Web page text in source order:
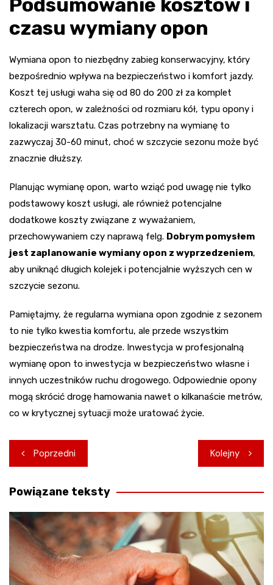
czasu wymiany opon
Wymiana opon to niezbędny zabieg konserwacyjny, który
bezpośrednio wpływa na bezpieczeństwo i komfort jazdy.
Koszt tej usługi waha się od 80 do 200 zł za komplet
czterech opon, w zależności od rozmiaru kół, typu opony i
lokalizacji warsztatu. Czas potrzebny na wymianę to
zazwyczaj 30-60 minut, choć w szczycie sezonu może być
znacznie dłuższy.
Planując wymianę opon, warto wziąć pod uwagę nie tylko
podstawowy koszt usługi, ale również potencjalne
dodatkowe koszty związane z wyważaniem,
przechowywaniem czy naprawą felg. Dobrym pomysłem
jest zaplanowanie wymiany opon z wyprzedzeniem,
aby uniknąć długich kolejek i potencjalnie wyższych cen w
szczycie sezonu.
Pamiętajmy, że regularna wymiana opon zgodnie z sezonem
to nie tylko kwestia komfortu, ale przede wszystkim
bezpieczeństwa na drodze. Inwestycja w profesjonalną
wymianę opon to inwestycja w bezpieczeństwo własne i
innych uczestników ruchu drogowego. Odpowiednie opony
mogą skrócić drogę hamowania nawet o kilkanaście metrów,
co w krytycznej sytuacji może uratować życie.
Nawigacja
wpisu
Poprzedni Kolejny
Powiązane teksty